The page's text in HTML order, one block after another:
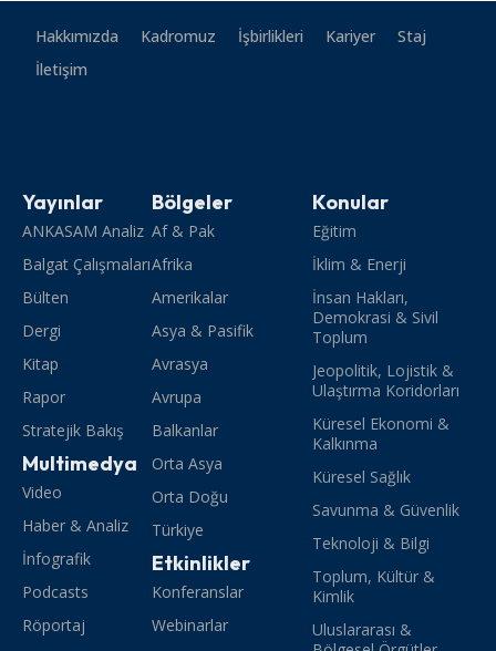
Hakkımızda Kadromuz İşbirlikleri Kariyer
Staj
İletişim
Yayınlar
ANKASAM Analiz
Balgat Çalışmaları
Bülten
Dergi
Kitap
Rapor
Stratejik Bakış
Multimedya
Video
Haber & Analiz
İnfografik
Podcasts
Röportaj
Bölgeler
Af & Pak
Afrika
Amerikalar
Asya & Pasifik
Avrasya
Avrupa
Balkanlar
Orta Asya
Orta Doğu
Türkiye
Etkinlikler
Konferanslar
Webinarlar
Konular
Eğitim
İklim & Enerji
İnsan Hakları,
Demokrasi & Sivil
Toplum
Jeopolitik, Lojistik &
Ulaştırma Koridorları
Küresel Ekonomi &
Kalkınma
Küresel Sağlık
Savunma & Güvenlik
Teknoloji & Bilgi
Toplum, Kültür &
Kimlik
Uluslararası &